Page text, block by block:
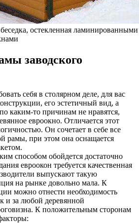
остекленная ламинированными
заводского
себя в столярном деле, для вас
его эстетичный вид, а
каким-то причинам не нравятся,
евроокно. Отличается этот
Он сочетает в себе все
рамы, при этом она оснащается
способом обойдется достаточно
евроокон требуется качественная
выпускают такую
на рынке довольно мала. К
можно отнести необходимость
и за любой деревянной
К положительным сторонам